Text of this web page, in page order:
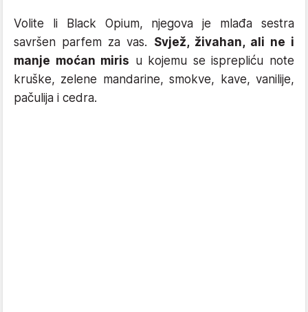
Volite li Black Opium, njegova je mlađa sestra
savršen parfem za vas. Svjež, živahan, ali ne i
manje moćan miris u kojemu se isprepliću note
kruške, zelene mandarine, smokve, kave, vanilije,
pačulija i cedra.